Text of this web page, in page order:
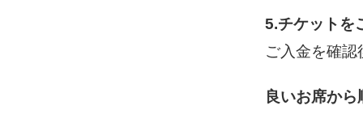
5.チケットを
ご入金を確
良いお席か